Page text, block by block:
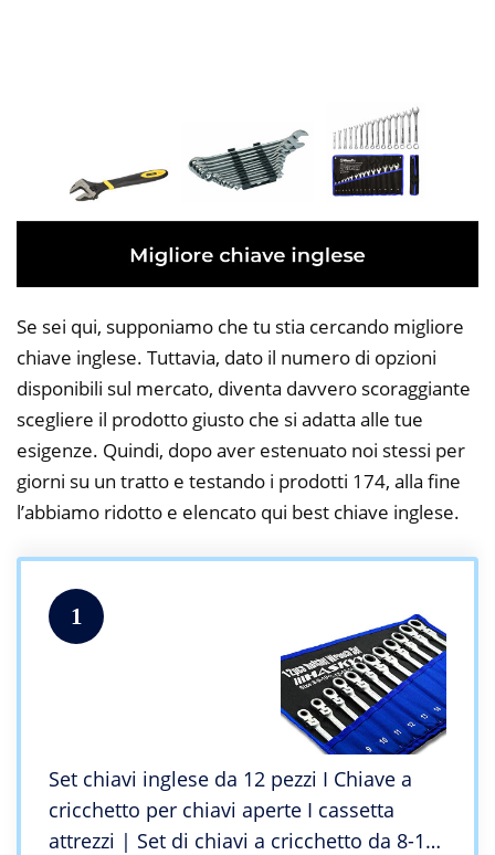
Se sei qui, supponiamo che tu stia cercando migliore
chiave inglese. Tuttavia, dato il numero di opzioni
disponibili sul mercato, diventa davvero scoraggiante
scegliere il prodotto giusto che si adatta alle tue
esigenze. Quindi, dopo aver estenuato noi stessi per
giorni su un tratto e testando i prodotti 174, alla fine
l’abbiamo ridotto e elencato qui best chiave inglese.
1
Set chiavi inglese da 12 pezzi I Chiave a
cricchetto per chiavi aperte I cassetta
attrezzi | Set di chiavi a cricchetto da 8-19